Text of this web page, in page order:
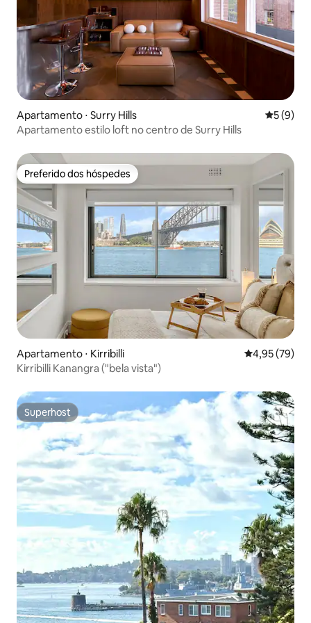
Apartamento ⋅ Surry Hills 5 de
5 (9)
Apartamento estilo loft no centro de Surry Hills
Preferido dos hóspedes
Preferido dos hóspedes
Apartamento ⋅ Kirribilli 4,95 de uma
4,95 (79)
Kirribilli Kanangra ("bela vista")
Superhost
Superhost